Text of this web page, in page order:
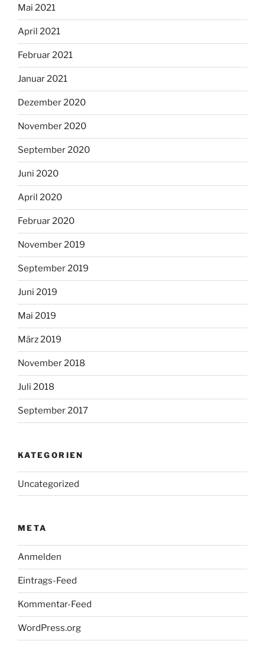
Mai 2021
April 2021
Februar 2021
Januar 2021
Dezember 2020
November 2020
September 2020
Juni 2020
April 2020
Februar 2020
November 2019
September 2019
Juni 2019
Mai 2019
März 2019
November 2018
Juli 2018
September 2017
KATEGORIEN
Uncategorized
META
Anmelden
Eintrags-Feed
Kommentar-Feed
WordPress.org